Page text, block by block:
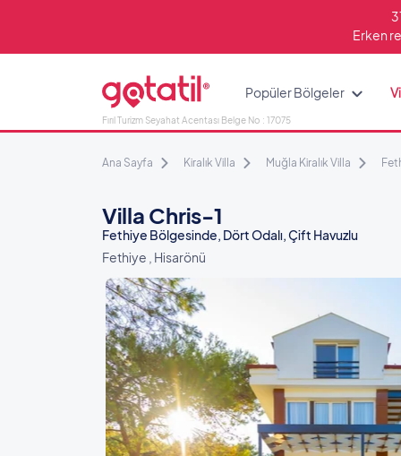
Erken
Fırıl Turizm Seyahat Acentası Belge No : 17075
Popüler Bölgeler
Ana Sayfa Kiralık Villa Muğla Kiralık Villa
Villa Chris-1
Fethiye Bölgesinde, Dört Odalı, Çift Havuzlu
Fethiye , Hisarönü